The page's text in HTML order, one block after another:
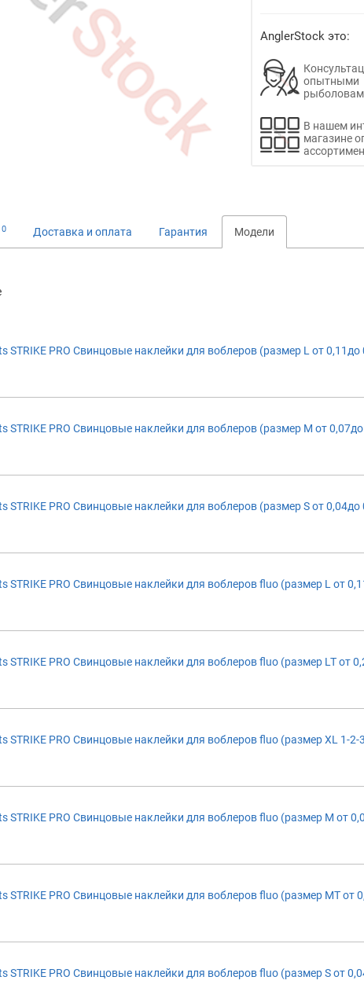
AnglerStock это:
опытными
В нашем
магазине
0 Доставка и оплата Гарантия Модели
STRIKE PRO Свинцовые наклейки для воблеров (размер L от 0,11до
STRIKE PRO Свинцовые наклейки для воблеров (размер M от
STRIKE PRO Свинцовые наклейки для воблеров (размер S от 0,04до
STRIKE PRO Свинцовые наклейки для воблеров fluo (размер L от
STRIKE PRO Свинцовые наклейки для воблеров fluo (размер LT от
STRIKE PRO Свинцовые наклейки для воблеров fluo (размер XL 1-2-
STRIKE PRO Свинцовые наклейки для воблеров fluo (размер M от
STRIKE PRO Свинцовые наклейки для воблеров fluo (размер MT от
STRIKE PRO Свинцовые наклейки для воблеров fluo (размер S от